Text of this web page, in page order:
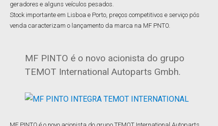
geradores e alguns veículos pesados.
Stock importante em Lisboa e Porto, preços competitivos e serviço pós
venda caracterizam o lançamento da marca na MF PNTO.
MF PINTO é o novo acionista do grupo
TEMOT International Autoparts Gmbh.